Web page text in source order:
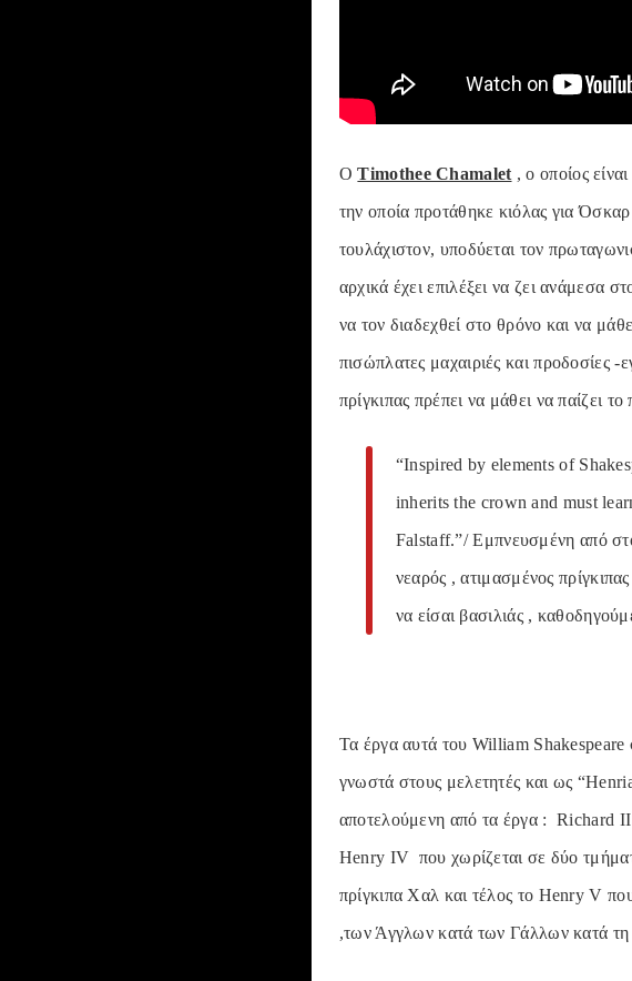
ΟTimothee Chamalet , ο οποίος
την οποία προτάθηκε κιόλας για
τουλάχιστον, υποδύεται τον
αρχικά έχει επιλέξει να ζει ανάμεσα
να τον διαδεχθεί στο θρόνο και να
πισώπλατες μαχαιριές και προδοσίες
πρίγκιπας πρέπει να μάθει να παίζει το
“Inspired by elements of
inherits the crown and must
Falstaff.”/ Εμπνευσμένη από
νεαρός , ατιμασμένος
να είσαι βασιλιάς ,
Τα έργα αυτά του William Shakespeare
γνωστά στους μελετητές και ως
αποτελούμενη από τα έργα : Richard II
Henry IV που χωρίζεται σε δύο
πρίγκιπα Χαλ και τέλος το Henry V
,των Άγγλων κατά των Γάλλων κατά τη